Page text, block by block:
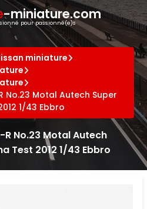
-miniature.com
pour passionné(e)s
miniature
No.23 Motal Autech Super
1/43 Ebbro
R No.23 Motal Autech
Test 2012 1/43 Ebbro